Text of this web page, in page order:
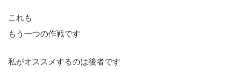
これも
もう一つの作戦です
私がオススメするのは後者です